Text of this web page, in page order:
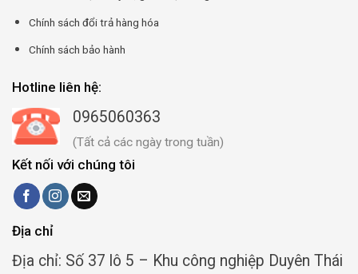
Chính sách đổi trả hàng hóa
Chính sách bảo hành
Hotline liên hệ:
0965060363
(Tất cả các ngày trong tuần)
Kết nối với chúng tôi
Địa chỉ
Địa chỉ: Số 37 lô 5 – Khu công nghiệp Duyên Thái